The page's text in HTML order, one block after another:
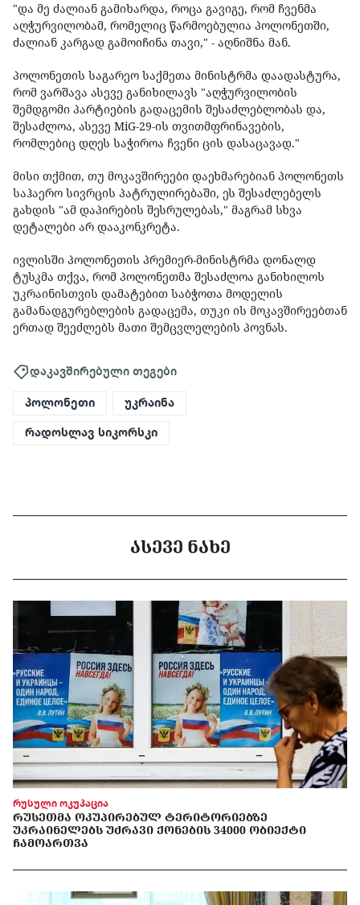
"და მე ძალიან გამიხარდა, როცა გავიგე, რომ ჩვენმა
აღჭურვილობამ, რომელიც წარმოებულია პოლონეთში,
ძალიან კარგად გამოიჩინა თავი," - აღნიშნა მან.
პოლონეთის საგარეო საქმეთა მინისტრმა დაადასტურა,
რომ ვარშავა ასევე განიხილავს "აღჭურვილობის
შემდგომი პარტიების გადაცემის შესაძლებლობას და,
შესაძლოა, ასევე MiG-29-ის თვითმფრინავების,
რომლებიც დღეს საჭიროა ჩვენი ცის დასაცავად."
მისი თქმით, თუ მოკავშირეები დაეხმარებიან პოლონეთს
საჰაერო სივრცის პატრულირებაში, ეს შესაძლებელს
გახდის "ამ დაპირების შესრულებას," მაგრამ სხვა
დეტალები არ დააკონკრეტა.
ივლისში პოლონეთის პრემიერ-მინისტრმა დონალდ
ტუსკმა თქვა, რომ პოლონეთმა შესაძლოა განიხილოს
უკრაინისთვის დამატებით საბჭოთა მოდელის
გამანადგურებლების გადაცემა, თუკი ის მოკავშირეებთან
ერთად შეეძლებს მათი შემცვლელების პოვნას.
დაკავშირებული თეგები
პოლონეთი უკრაინა
რადოსლავ სიკორსკი
ᲐᲡᲔᲕᲔ ᲜᲐᲮᲔ
რუსული ოკუპაცია
ᲠᲣᲡᲔᲗᲛᲐ ᲝᲙᲣᲞᲘᲠᲔᲑᲣᲚ ᲢᲔᲠᲘᲢᲝᲠᲘᲔᲑᲖᲔ
ᲣᲙᲠᲐᲘᲜᲔᲚᲔᲑᲡ ᲣᲫᲠᲐᲕᲘ ᲥᲝᲜᲔᲑᲘᲡ 34000 ᲝᲑᲘᲔᲥᲢᲘ
ᲩᲐᲛᲝᲐᲠᲗᲕᲐ